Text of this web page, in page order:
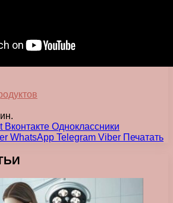
Вконтакте Одноклассники
WhatsApp Telegram Viber Печатать